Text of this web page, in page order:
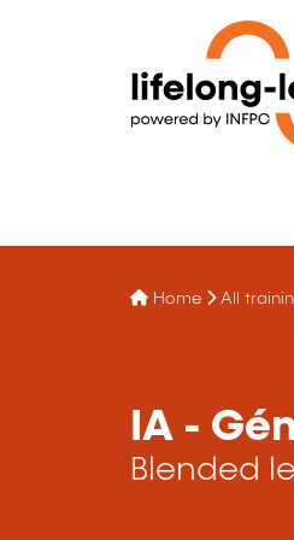
Home All
IA -
Blended